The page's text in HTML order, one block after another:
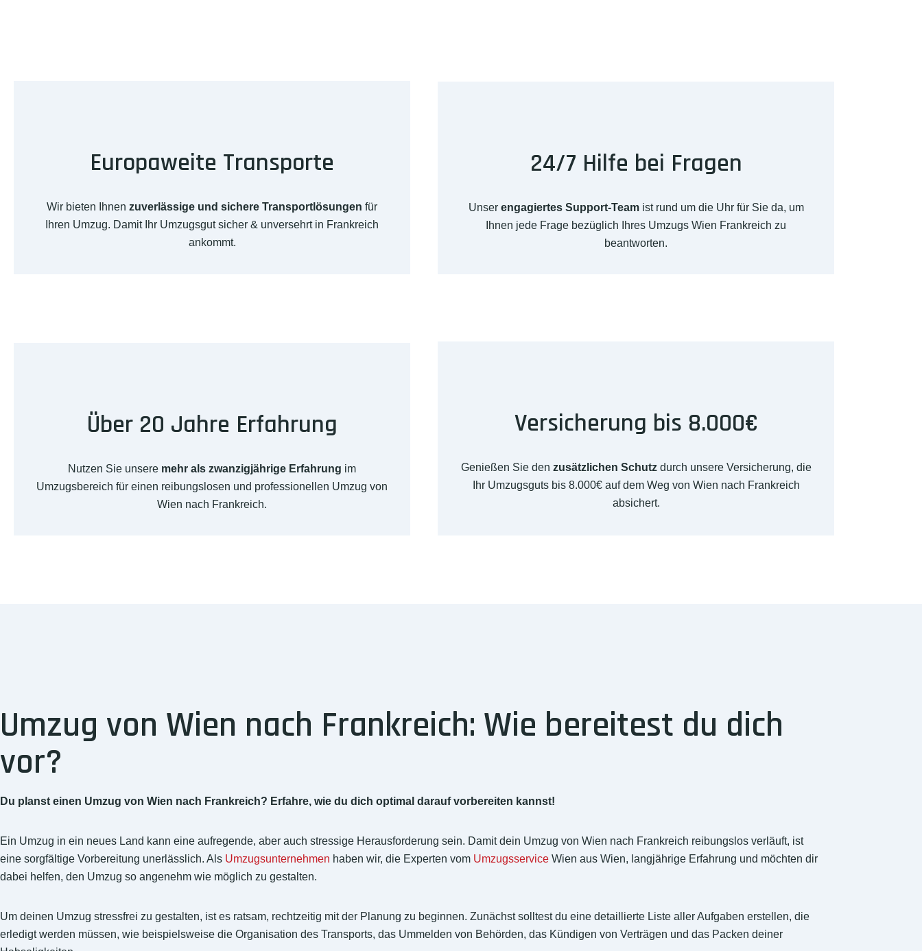
Europaweite Transporte
Wir bieten Ihnen zuverlässige und sichere Transportlösungen für
Ihren Umzug. Damit Ihr Umzugsgut sicher & unversehrt in Frankreich
ankommt.
24/7 Hilfe bei Fragen
Unser engagiertes Support-Teamist rund um die Uhr für Sie da, um
Ihnen jede Frage bezüglich Ihres Umzugs Wien Frankreich zu
beantworten.
Über 20 Jahre Erfahrung
Nutzen Sie unsere mehr als zwanzigjährige Erfahrung im
Umzugsbereich für einen reibungslosen und professionellen Umzug von
Wien nach Frankreich.
Versicherung bis 8.000€
Genießen Sie den zusätzlichen Schutzdurch unsere Versicherung, die
Ihr Umzugsguts bis 8.000€ auf dem Weg von Wien nach Frankreich
absichert.
Umzug von Wien nach Frankreich: Wie bereitest du dich
vor?
Du planst einen Umzug von Wien nach Frankreich? Erfahre, wie du dich optimal darauf vorbereiten kannst!
Ein Umzug in ein neues Land kann eine aufregende, aber auch stressige Herausforderung sein. Damit dein Umzug von Wien nach Frankreich reibungslos verläuft, ist
eine sorgfältige Vorbereitung unerlässlich. Als Umzugsunternehmen haben wir, die Experten vom Umzugsservice Wien aus Wien, langjährige Erfahrung und möchten dir
dabei helfen, den Umzug so angenehm wie möglich zu gestalten.
Um deinen Umzug stressfrei zu gestalten, ist es ratsam, rechtzeitig mit der Planung zu beginnen. Zunächst solltest du eine detaillierte Liste aller Aufgaben erstellen, die
erledigt werden müssen, wie beispielsweise die Organisation des Transports, das Ummelden von Behörden, das Kündigen von Verträgen und das Packen deiner